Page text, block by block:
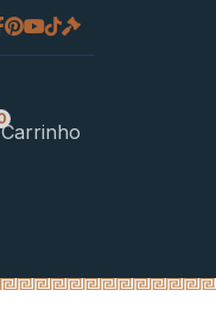
Carrinho